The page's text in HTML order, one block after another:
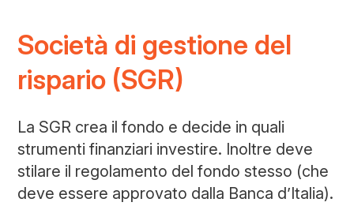
Società di gestione del
rispario (SGR)
La SGR crea il fondo e decide in quali
strumenti finanziari investire. Inoltre deve
stilare il regolamento del fondo stesso (che
deve essere approvato dalla Banca d’Italia).